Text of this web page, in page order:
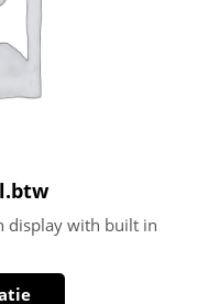
display with built in